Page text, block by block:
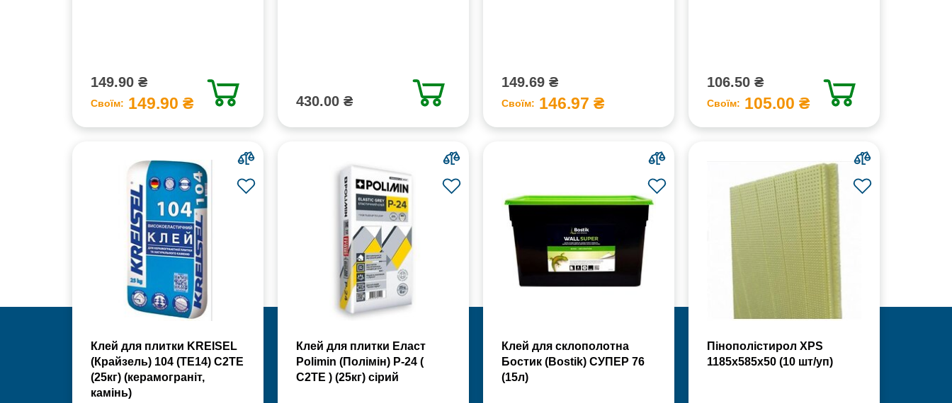
149.90 ₴
Своїм: 149.90 ₴ 430.00 ₴
149.69 ₴
Своїм: 146.97 ₴
106.50 ₴
Своїм: 105.00 ₴
Клей для плитки KREISEL
(Крайзель) 104 (ТЕ14) С2TE
(25кг) (керамограніт,
камінь)
Клей для плитки Еласт
Polimin (Полімін) Р-24 (
С2ТЕ ) (25кг) сірий
Клей для склополотна
Бостик (Bostik) СУПЕР 76
(15л)
Пінополістирол XPS
1185х585х50 (10 шт/уп)